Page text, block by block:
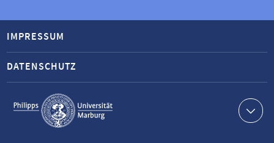
Service-
Navigation
IMPRESSUM
DATENSCHUTZ